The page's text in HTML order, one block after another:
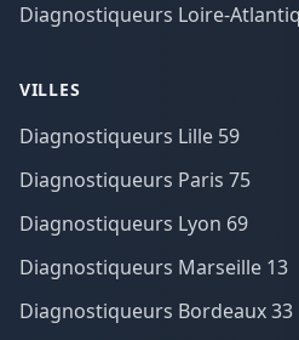
Diagnostiqueurs Loire-
VILLES
Diagnostiqueurs Lille 59
Diagnostiqueurs Paris 75
Diagnostiqueurs Lyon 69
Diagnostiqueurs Marseille 13
Diagnostiqueurs Bordeaux 33